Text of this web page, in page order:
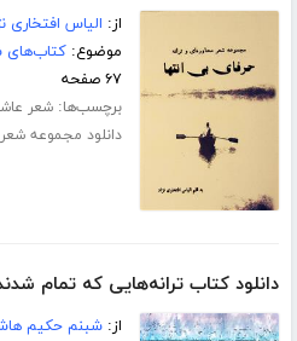
از: الیاس افتخاری
موضوع:کتاب‌های
۶۷ صفحه
برچسب‌ها:شعر
دانلود مجموعه
دانلود کتاب ترانه‌هایی که تمام
از:شبنم حکیم